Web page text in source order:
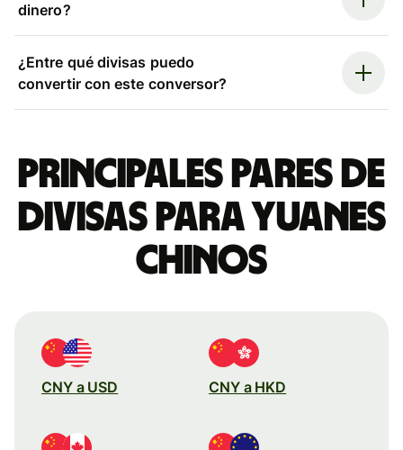
dinero?
¿Entre qué divisas puedo
convertir con este conversor?
Principales pares de
divisas para yuanes
chinos
CNY a USD CNY a HKD